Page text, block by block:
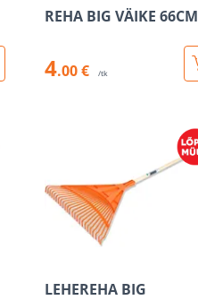
REHA BIG VÄIKE 66CM
4.00 € /tk
LEHEREHA BIG